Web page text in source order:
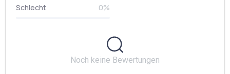
Schlecht 0%
Noch keine Bewertungen